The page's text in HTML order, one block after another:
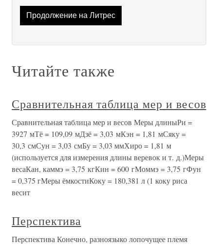
Продолжение на Литрес
Читайте также
Сравнительная таблица мер и весов
Сравнительная таблица мер и весов Меры длиныРи =
3927 мТё = 109,09 мДзё = 3,03 мКэн = 1,81 мСяку =
30,3 смСун = 3,03 смБу = 3,03 ммХиро = 1,81 м
(используется для измерения длины веревок и т. д.)Меры
весаКан, каммэ = 3,75 кгКин = 600 гМоммэ = 3,75 гФун
= 0,375 гМеры ёмкостиКоку = 180,381 л (1 коку риса
весит
Перспектива
Перспектива Конечно, разноязыко лопочущее племя